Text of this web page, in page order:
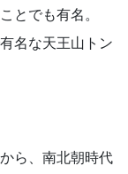
とでも有名。
名な天王山トン
ら、南北朝時代